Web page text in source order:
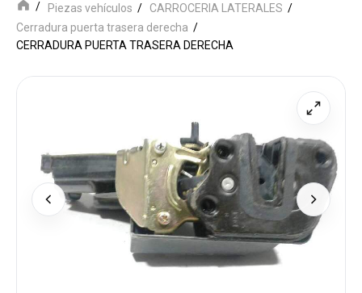
Piezas vehículos
CARROCERIA LATERALES
Cerradura puerta trasera derecha
CERRADURA PUERTA TRASERA DERECHA